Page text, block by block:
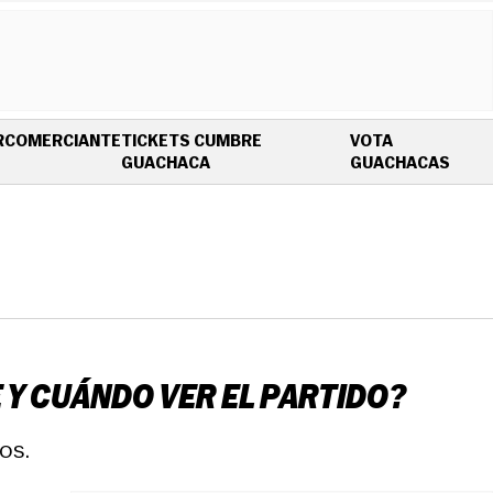
COMERCIANTETICKETS CUMBRE
GUACHACAOPENS IN NEW WINDOW
VOTA
GUACHACAS
CUÁNDO VER EL PARTIDO?